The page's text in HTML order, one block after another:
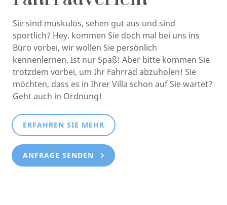
Sie sind muskulös, sehen gut aus und sind
sportlich? Hey, kommen Sie doch mal bei uns ins
Büro vorbei, wir wollen Sie persönlich
kennenlernen. Ist nur Spaß! Aber bitte kommen Sie
trotzdem vorbei, um Ihr Fahrrad abzuholen! Sie
möchten, dass es in Ihrer Villa schon auf Sie wartet?
Geht auch in Ordnung!
ERFAHREN SIE MEHR
ANFRAGE SENDEN